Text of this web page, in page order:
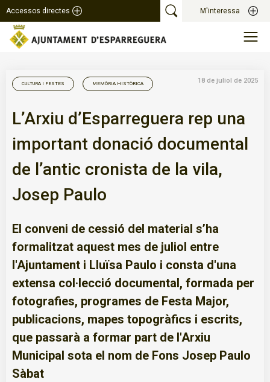
Accessos directes M'interessa
CULTURA I FESTES MEMÒRIA HISTÒRICA 18 de juliol de 2025
L’Arxiu d’Esparreguera rep una
important donació documental
de l’antic cronista de la vila,
Josep Paulo
El conveni de cessió del material s’ha
formalitzat aquest mes de juliol entre
l'Ajuntament i Lluïsa Paulo i consta d'una
extensa col·lecció documental, formada per
fotografies, programes de Festa Major,
publicacions, mapes topogràfics i escrits,
que passarà a formar part de l'Arxiu
Municipal sota el nom de Fons Josep Paulo
Sàbat